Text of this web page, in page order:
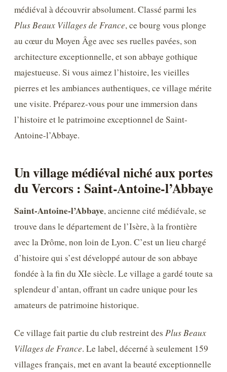
médiéval à découvrir absolument. Classé parmi les
Plus Beaux Villages de France, ce bourg vous plonge
au cœur du Moyen Âge avec ses ruelles pavées, son
architecture exceptionnelle, et son abbaye gothique
majestueuse. Si vous aimez l’histoire, les vieilles
pierres et les ambiances authentiques, ce village mérite
une visite. Préparez-vous pour une immersion dans
l’histoire et le patrimoine exceptionnel de Saint-
Antoine-l’Abbaye.
Un village médiéval niché aux portes
du Vercors : Saint-Antoine-l’Abbaye
Saint-Antoine-l’Abbaye, ancienne cité médiévale, se
trouve dans le département de l’Isère, à la frontière
avec la Drôme, non loin de Lyon. C’est un lieu chargé
d’histoire qui s’est développé autour de son abbaye
fondée à la fin du XIe siècle. Le village a gardé toute sa
splendeur d’antan, offrant un cadre unique pour les
amateurs de patrimoine historique.
Ce village fait partie du club restreint des Plus Beaux
Villages de France. Le label, décerné à seulement 159
villages français, met en avant la beauté exceptionnelle